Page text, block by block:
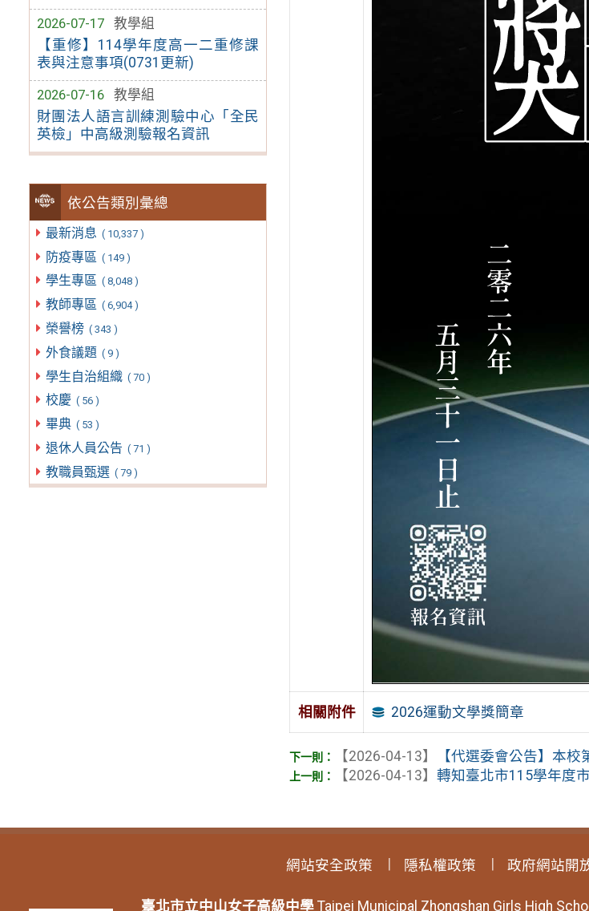
2026-07-17
教學組
【重修】114學年度高一二重修課
表與注意事項(0731更新)
2026-07-16
教學組
財團法人語言訓練測驗中心「全民
英檢」中高級測驗報名資訊
依公告類別彙總
最新消息 ( 10,337 )
防疫專區 ( 149 )
學生專區 ( 8,048 )
教師專區 ( 6,904 )
榮譽榜 ( 343 )
外食議題 ( 9 )
學生自治組織 ( 70 )
校慶 ( 56 )
畢典 ( 53 )
退休人員公告 ( 71 )
教職員甄選 ( 79 )
相關附件 2026運動文學獎簡章
【2026-04-13】
【代選委會公告】本
【2026-04-13】轉知臺北市115學年度
網站安全政策 隱私權政策 政府網站開
臺北市立中山女子高級中學 Taipei Municipal Zhongshan Girls High